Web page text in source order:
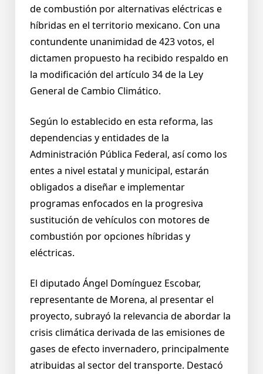
de combustión por alternativas eléctricas e
híbridas en el territorio mexicano. Con una
contundente unanimidad de 423 votos, el
dictamen propuesto ha recibido respaldo en
la modificación del artículo 34 de la Ley
General de Cambio Climático.
Según lo establecido en esta reforma, las
dependencias y entidades de la
Administración Pública Federal, así como los
entes a nivel estatal y municipal, estarán
obligados a diseñar e implementar
programas enfocados en la progresiva
sustitución de vehículos con motores de
combustión por opciones híbridas y
eléctricas.
El diputado Ángel Domínguez Escobar,
representante de Morena, al presentar el
proyecto, subrayó la relevancia de abordar la
crisis climática derivada de las emisiones de
gases de efecto invernadero, principalmente
atribuidas al sector del transporte. Destacó